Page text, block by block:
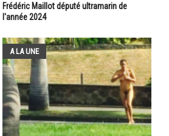
Frédéric Maillot député ultramarin de
l'année 2024
A LA UNE